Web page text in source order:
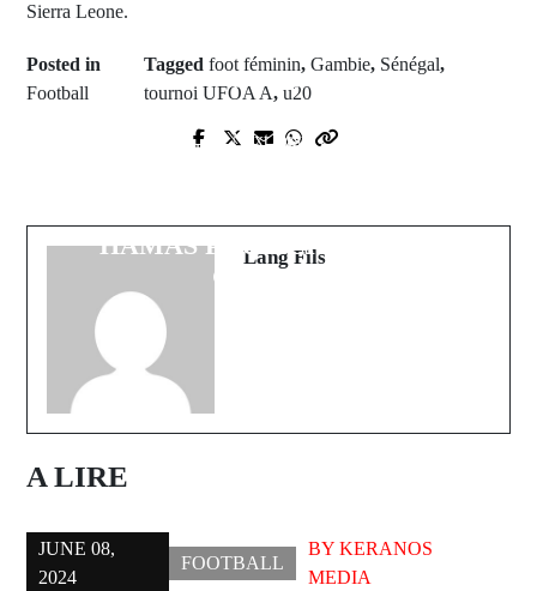
Sierra Leone.
Posted in
Football
Taggedfoot féminin,Gambie, Sénégal,
tournoi UFOA A,u20
LE PROCUREUR LA CPI
DEMANDE DES MANDATS
HAMAS POUR CRIMES DE
GUERRE
Next Post
Lang Fils
A LIRE
JUNE 08,
2024
FOOTBALL
BY KERANOS
MEDIA